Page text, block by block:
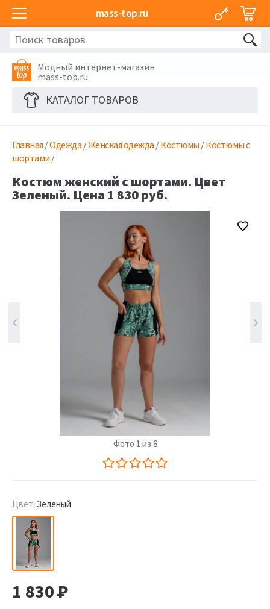
mass-top.ru
Модный интернет-магазин
mass-top.ru
КАТАЛОГ ТОВАРОВ
Главная /Одежда /Женская одежда /Костюмы /Костюмы с
шортами /
Костюм женский с шортами. Цвет
Зеленый. Цена 1 830 руб.
Фото 1 из 8
Цвет: Зеленый
1 830Р